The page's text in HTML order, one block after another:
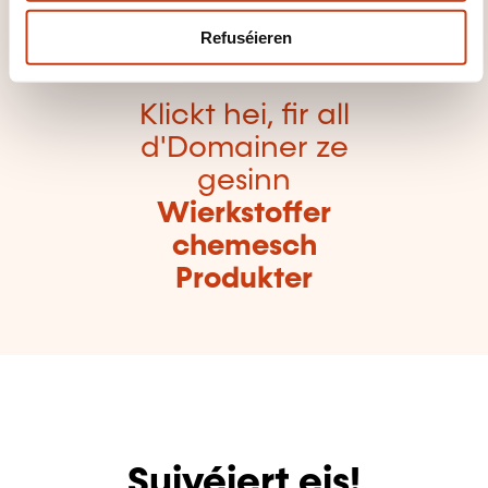
Refuséieren
Klickt hei, fir all
d'Domainer ze
gesinn
Wierkstoffer
chemesch
Produkter